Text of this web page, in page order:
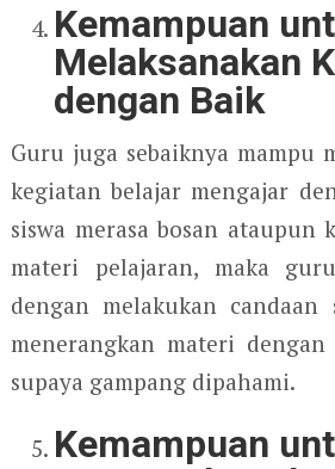
Kemampuan
Melaksanakan
dengan Baik
Guru juga sebaiknya mampu
kegiatan belajar mengajar
siswa merasa bosan ataupun
materi pelajaran, maka
dengan melakukan candaan
menerangkan materi
supaya gampang dipahami.
Kemampuan